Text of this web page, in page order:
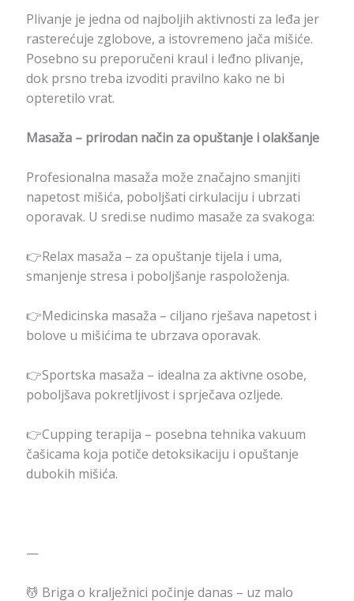
Plivanje je jedna od najboljih aktivnosti za leđa jer
rasterećuje zglobove, a istovremeno jača mišiće.
Posebno su preporučeni kraul i leđno plivanje,
dok prsno treba izvoditi pravilno kako ne bi
opteretilo vrat.
Masaža – prirodan način za opuštanje i olakšanje
Profesionalna masaža može značajno smanjiti
napetost mišića, poboljšati cirkulaciju i ubrzati
oporavak. U sredi.se nudimo masaže za svakoga:
👉Relax masaža – za opuštanje tijela i uma,
smanjenje stresa i poboljšanje raspoloženja.
👉Medicinska masaža – ciljano rješava napetost i
bolove u mišićima te ubrzava oporavak.
👉Sportska masaža – idealna za aktivne osobe,
poboljšava pokretljivost i sprječava ozljede.
👉Cupping terapija – posebna tehnika vakuum
čašicama koja potiče detoksikaciju i opuštanje
dubokih mišića.
—
💆 Briga o kralježnici počinje danas – uz malo